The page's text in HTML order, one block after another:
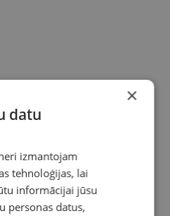
×
datu
izmantojam
tehnoloģijas, lai
informācijai jūsu
personas datus,